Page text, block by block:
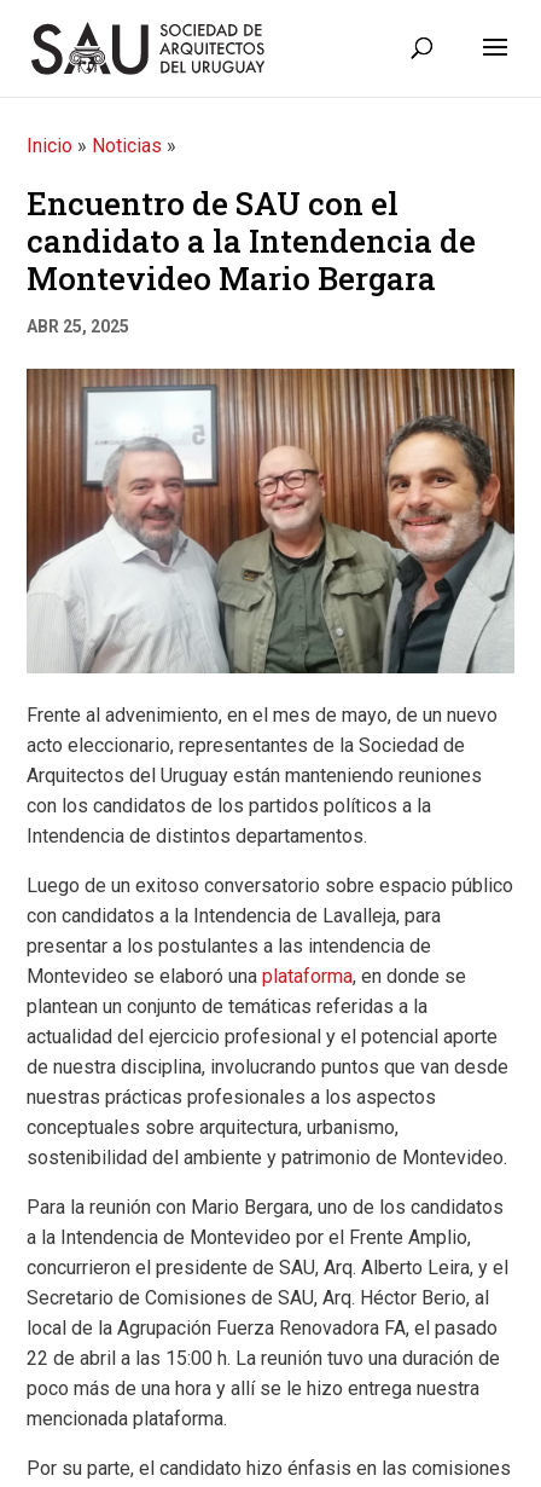
Inicio » Noticias »
Encuentro de SAU con el
candidato a la Intendencia de
Montevideo Mario Bergara
ABR 25, 2025
Frente al advenimiento, en el mes de mayo, de un nuevo
acto eleccionario, representantes de la Sociedad de
Arquitectos del Uruguay están manteniendo reuniones
con los candidatos de los partidos políticos a la
Intendencia de distintos departamentos.
Luego de un exitoso conversatorio sobre espacio público
con candidatos a la Intendencia de Lavalleja, para
presentar a los postulantes a las intendencia de
Montevideo se elaboró unaplataforma, en donde se
plantean un conjunto de temáticas referidas a la
actualidad del ejercicio profesional y el potencial aporte
de nuestra disciplina, involucrando puntos que van desde
nuestras prácticas profesionales a los aspectos
conceptuales sobre arquitectura, urbanismo,
sostenibilidad del ambiente y patrimonio de Montevideo.
Para la reunión con Mario Bergara, uno de los candidatos
a la Intendencia de Montevideo por el Frente Amplio,
concurrieron el presidente de SAU, Arq. Alberto Leira, y el
Secretario de Comisiones de SAU, Arq. Héctor Berio, al
local de la Agrupación Fuerza Renovadora FA, el pasado
22 de abril a las 15:00 h. La reunión tuvo una duración de
poco más de una hora y allí se le hizo entrega nuestra
mencionada plataforma.
Por su parte, el candidato hizo énfasis en las comisiones